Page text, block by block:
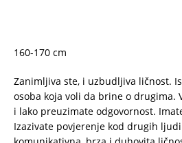
160-170 cm
Zanimljiva ste, i uzbudljiva ličnost.
osoba koja voli da brine o drugima.
i lako preuzimate odgovornost.
Izazivate povjerenje kod drugih